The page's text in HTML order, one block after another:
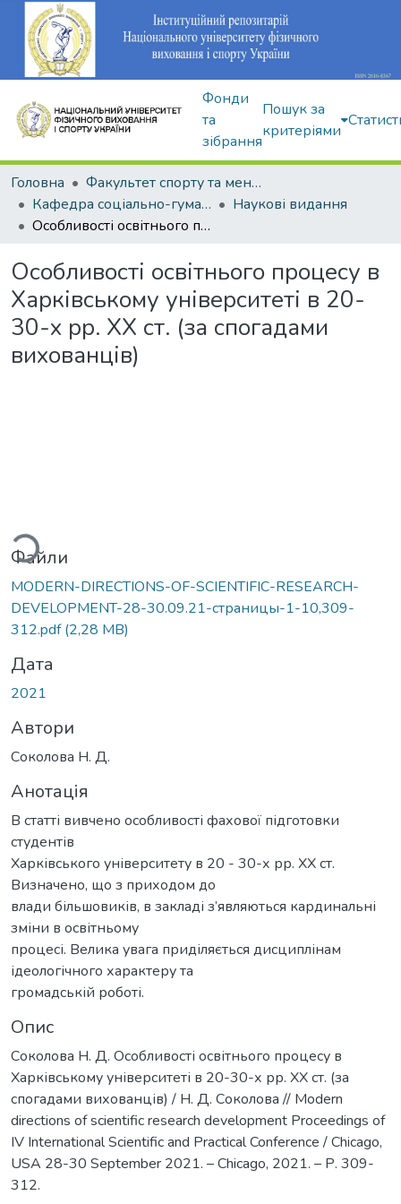
Фонди
та
зібрання
Пошук за
критеріями
Головна
Факультет спорту та менеджменту
Кафедра соціально-гуманітарних дисциплін
Наукові видання
Особливості освітнього процесу в Харківському університеті в 20-30-х рр. ХХ ст. (за спогадами вихованців)
Особливості освітнього процесу в
Харківському університеті в 20-
30-х рр. ХХ ст. (за спогадами
вихованців)
Файли
MODERN-DIRECTIONS-OF-SCIENTIFIC-RESEARCH-
DEVELOPMENT-28-30.09.21-страницы-1-10,309-
312.pdf(2,28 MB)
Дата
2021
Автори
Соколова Н. Д.
Анотація
В статті вивчено особливості фахової підготовки
студентів
Харківського університету в 20 - 30-х рр. ХХ ст.
Визначено, що з приходом до
влади більшовиків, в закладі з’являються кардинальні
зміни в освітньому
процесі. Велика увага приділяється дисциплінам
ідеологічного характеру та
громадській роботі.
Опис
Соколова Н. Д. Особливості освітнього процесу в
Харківському університеті в 20-30-х рр. ХХ ст. (за
спогадами вихованців) / Н. Д. Соколова // Modern
directions of scientific research development Proceedings of
IV International Scientific and Practical Conference / Chicago,
USA 28-30 September 2021. – Chicago, 2021. – Р. 309-
312.